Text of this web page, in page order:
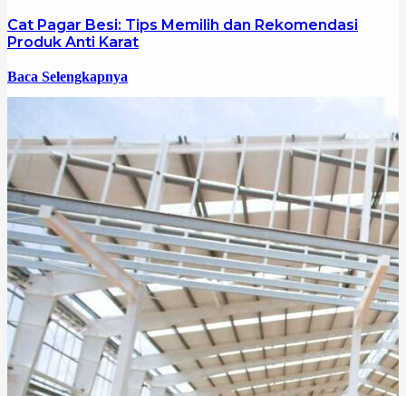
Cat Pagar Besi: Tips Memilih dan Rekomendasi
Produk Anti Karat
Baca Selengkapnya